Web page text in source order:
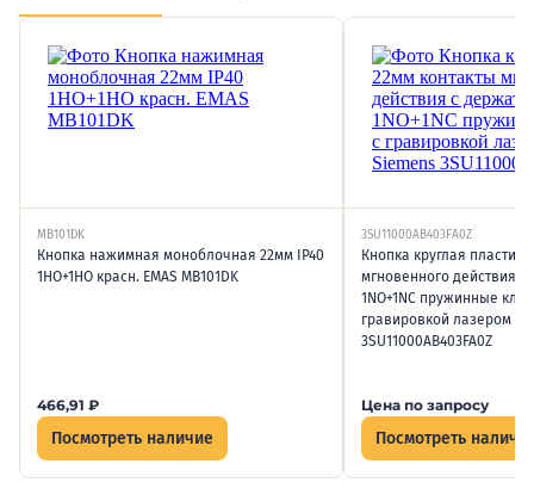
MB101DK
Кнопка нажимная моноблочная 22мм IP40
1НО+1НО красн. EMAS MB101DK
466,91 ₽
Посмотреть наличие
3SU11000AB403FA0Z
Кнопка круглая пластик
мгновенного действия
1NO+1NC пружинные
гравировкой лазером
3SU11000AB403FA0Z
Цена по запросу
Посмотреть